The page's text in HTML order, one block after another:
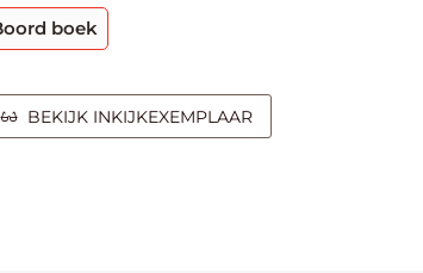
boek
BEKIJK INKIJKEXEMPLAAR